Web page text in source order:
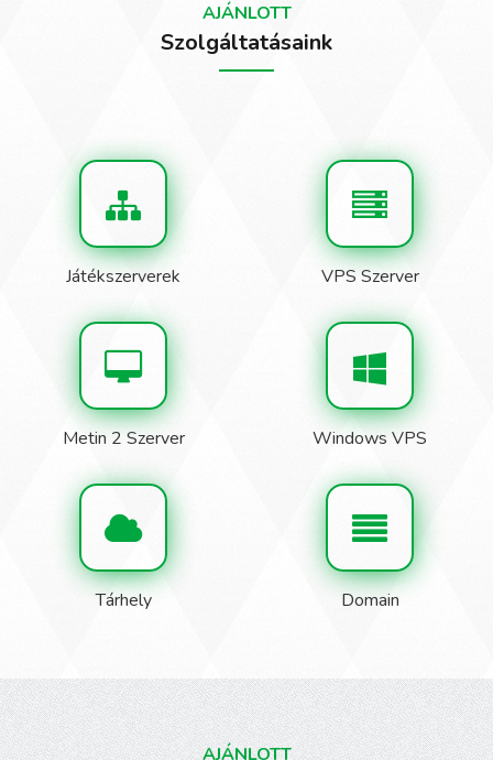
AJÁNLOTT
Szolgáltatásaink
Játékszerverek VPS Szerver
Metin 2 Szerver Windows VPS
Tárhely Domain
AJÁNLOTT